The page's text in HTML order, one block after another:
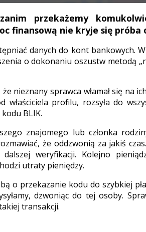
przekażemy
finansową nie kryje się próba
danych do kont bankowych.
o dokonaniu oszustw metodą
nieznany sprawca włamał się na
właściciela profilu, rozsyła do
BLIK.
znajomego lub członka
że oddzwonią za jakiś
weryfikacji. Kolejno
utraty pieniędzy.
o przekazanie kodu do szybkiej
dzwoniąc do tej osoby.
transakcji.